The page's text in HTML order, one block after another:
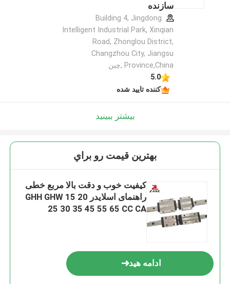
سازنده
Building 4, Jingdong
Intelligent Industrial Park, Xinqian
Road, Zhonglou District,
Changzhou City, Jiangsu
Province,China ,چین
5.0
کننده تایید شده
بیشتر ببینید
بهترين قيمت رو براي
کیفیت خوب و دقت بالا مربع خطی
راهنمای اسلایدر GHH GHW 15 20
25 30 35 45 55 65 CC CA
ادامه هید